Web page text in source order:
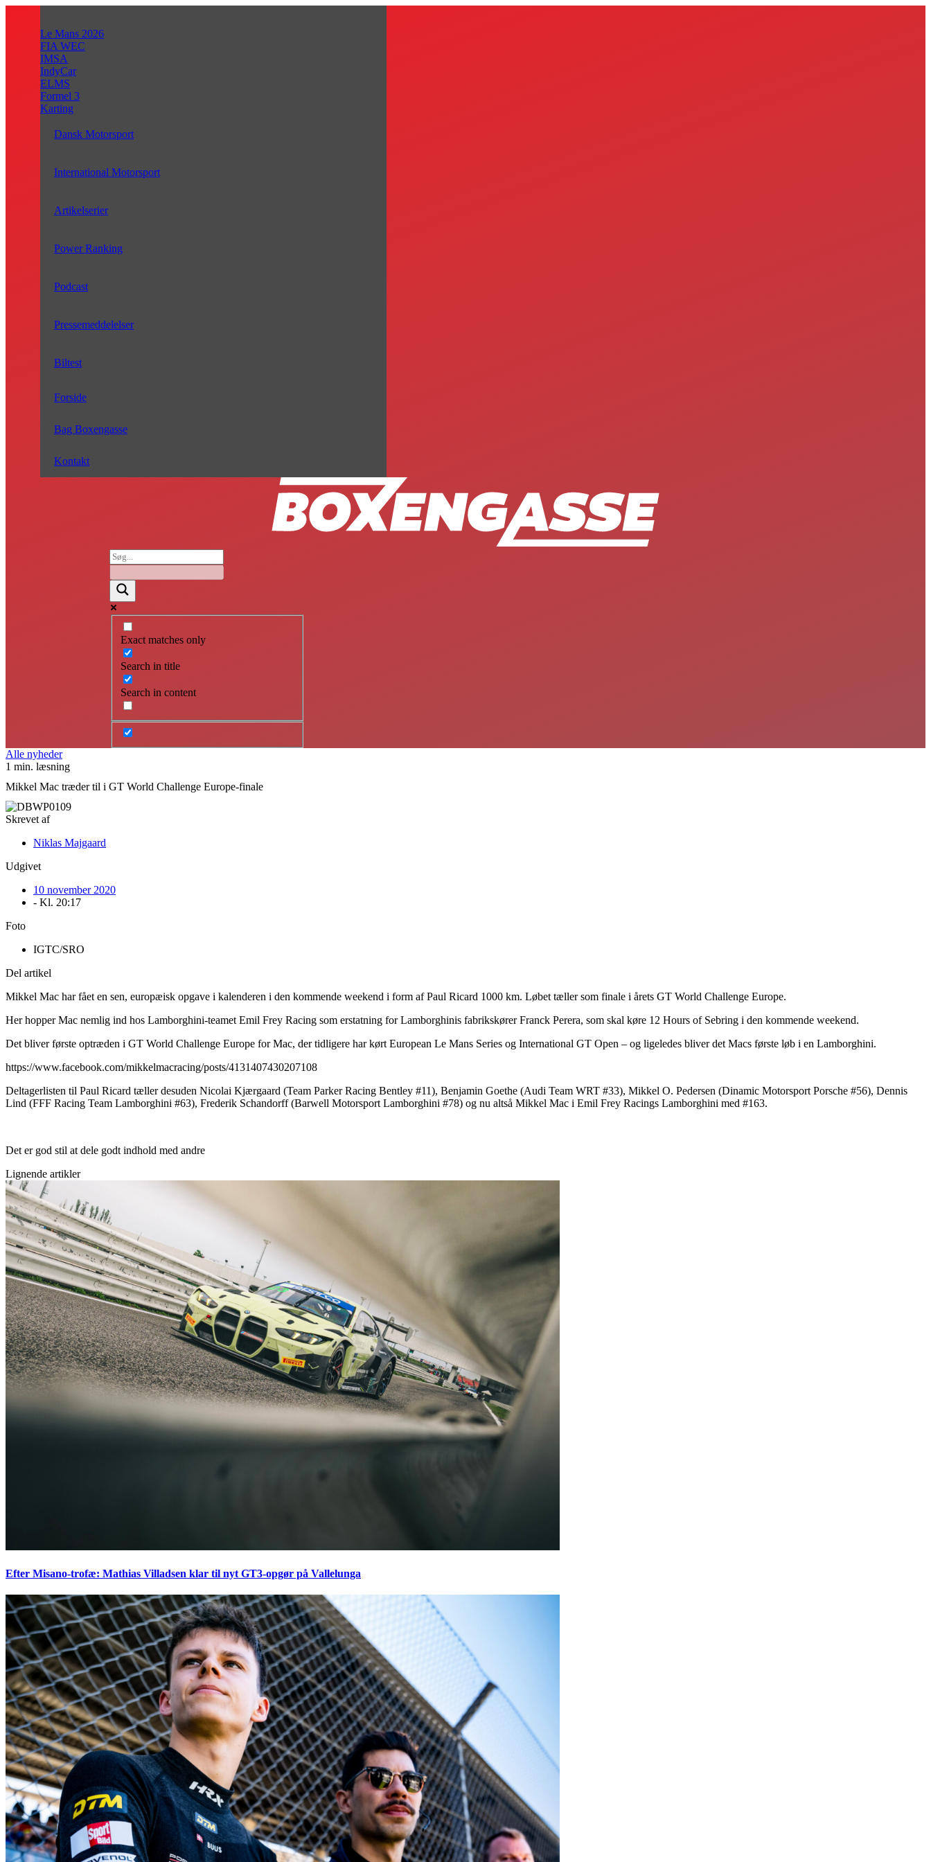
Le Mans 2026
FIA WEC
IMSA
IndyCar
ELMS
Formel 3
Karting
Dansk Motorsport
International Motorsport
Artikelserier
Power Ranking
Podcast
Pressemeddelelser
Biltest
Forside
Bag Boxengasse
Kontakt
Exact matches only
Search in title
Search in content
Alle nyheder
1 min. læsning
Mikkel Mac træder til i GT World Challenge Europe-finale
Skrevet af
Niklas Majgaard
Udgivet
10 november 2020
- Kl. 20:17
Foto
IGTC/SRO
Del artikel
Mikkel Mac har fået en sen, europæisk opgave i kalenderen i den kommende weekend i form af Paul Ricard 1000 km. Løbet tæller som finale i årets GT World Challenge Europe.
Her hopper Mac nemlig ind hos Lamborghini-teamet Emil Frey Racing som erstatning for Lamborghinis fabrikskører Franck Perera, som skal køre 12 Hours of Sebring i den kommende weekend.
Det bliver første optræden i GT World Challenge Europe for Mac, der tidligere har kørt European Le Mans Series og International GT Open – og ligeledes bliver det Macs første løb i en Lamborghini.
https://www.facebook.com/mikkelmacracing/posts/4131407430207108
Deltagerlisten til Paul Ricard tæller desuden Nicolai Kjærgaard (Team Parker Racing Bentley #11), Benjamin Goethe (Audi Team WRT #33), Mikkel O. Pedersen (Dinamic Motorsport Porsche #56), Dennis
Lind (FFF Racing Team Lamborghini #63), Frederik Schandorff (Barwell Motorsport Lamborghini #78) og nu altså Mikkel Mac i Emil Frey Racings Lamborghini med #163.
Det er god stil at dele godt indhold med andre
Lignende artikler
Efter Misano-trofæ: Mathias Villadsen klar til nyt GT3-opgør på Vallelunga